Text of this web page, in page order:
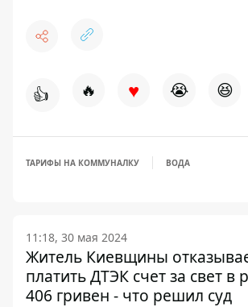
👍 🔥 ♥ 😭 😆
ТАРИФЫ НА КОММУНАЛКУ ВОДА
11:18, 30 мая 2024
Житель Киевщины
платить ДТЭК счет за свет в
406 гривен - что решил суд